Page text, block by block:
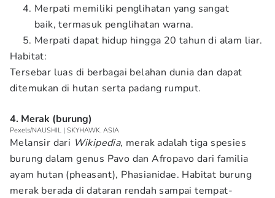
Merpati memiliki penglihatan yang sangat
baik, termasuk penglihatan warna.
Merpati dapat hidup hingga 20 tahun di alam liar.
Habitat:
Tersebar luas di berbagai belahan dunia dan dapat
ditemukan di hutan serta padang rumput.
4. Merak (burung)
Pexels/NAUSHIL | SKYHAWK. ASIA
Melansir dari Wikipedia, merak adalah tiga spesies
burung dalam genus Pavo dan Afropavo dari familia
ayam hutan (pheasant), Phasianidae. Habitat burung
merak berada di dataran rendah sampai tempat-